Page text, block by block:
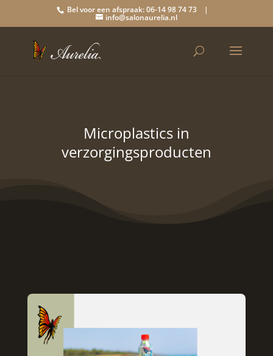
Bel voor een afspraak: 06-14 98 74 73 |
info@salonaurelia.nl
Microplastics in
verzorgingsproducten